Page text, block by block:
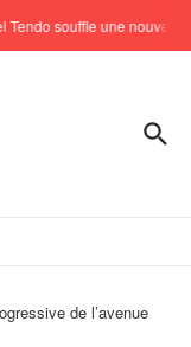
souffle une nouvelle
de l’avenue